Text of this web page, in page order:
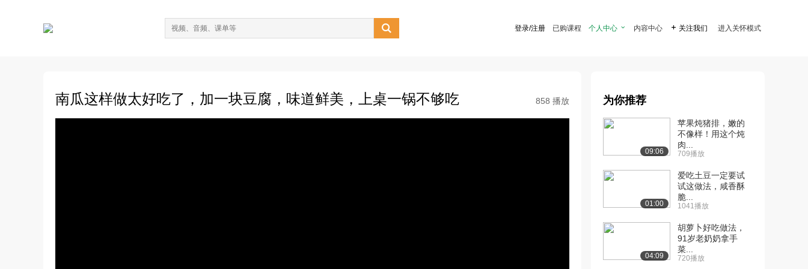
 登录/注册 已购课程 个人中心  内容中心  关注我们 进入关怀模式
南瓜这样做太好吃了，加一块豆腐，味道鲜美，上桌一锅不够吃 858 播放 为你推荐
09:06
苹果炖猪排，嫩的
不像样！用这个炖
肉...
709播放
01:00
爱吃土豆一定要试
试这做法，咸香酥
脆...
1041播放
04:09
胡萝卜好吃做法，
91岁老奶奶拿手
菜...
720播放